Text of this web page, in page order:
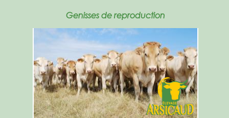
Genisses de reproduction